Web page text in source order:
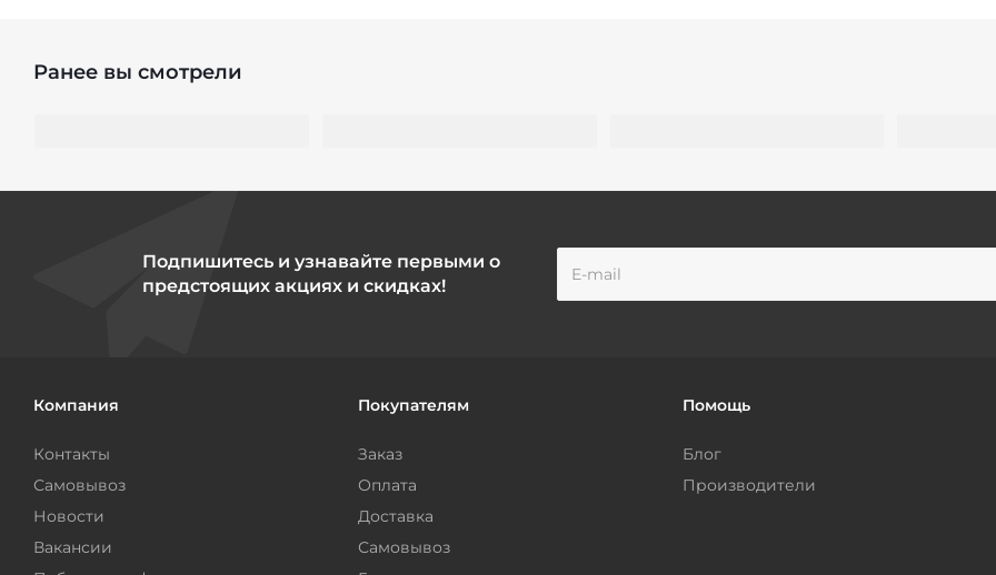
Ранее вы смотрели
Подпишитесь и узнавайте первыми о
предстоящих акциях и скидках!
Компания
Контакты
Самовывоз
Новости
Вакансии
Покупателям
Заказ
Оплата
Доставка
Самовывоз
Помощь
Блог
Производители